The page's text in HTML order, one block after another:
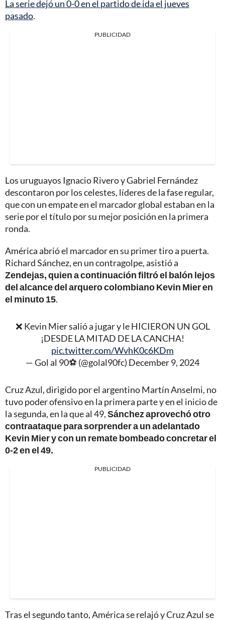
La serie dejó un 0-0 en el partido de ida el jueves
pasado.
PUBLICIDAD
Los uruguayos Ignacio Rivero y Gabriel Fernández
descontaron por los celestes, líderes de la fase regular,
que con un empate en el marcador global estaban en la
serie por el título por su mejor posición en la primera
ronda.
América abrió el marcador en su primer tiro a puerta.
Richard Sánchez, en un contragolpe, asistió a
Zendejas, quien a continuación filtró el balón lejos
del alcance del arquero colombiano Kevin Mier en
el minuto 15.
❌ Kevin Mier salió a jugar y le HICIERON UN GOL
¡DESDE LA MITAD DE LA CANCHA!
pic.twitter.com/WvhK0c6KDm
— Gol al 90⚽️ (@golal90fc) December 9, 2024
Cruz Azul, dirigido por el argentino Martín Anselmi, no
tuvo poder ofensivo en la primera parte y en el inicio de
la segunda, en la que al 49,Sánchez aprovechó otro
contraataque para sorprender a un adelantado
Kevin Mier y con un remate bombeado concretar el
0-2 en el 49.
PUBLICIDAD
Tras el segundo tanto, América se relajó y Cruz Azul se